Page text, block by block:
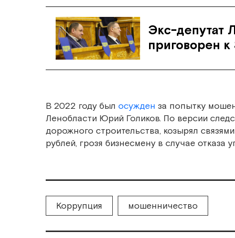
Экс-депутат
приговорен
В 2022 году был осужден за попытку
Ленобласти Юрий Голиков. По версии
дорожного строительства, козырял
рублей, грозя бизнесмену в случае
Коррупция мошенничество